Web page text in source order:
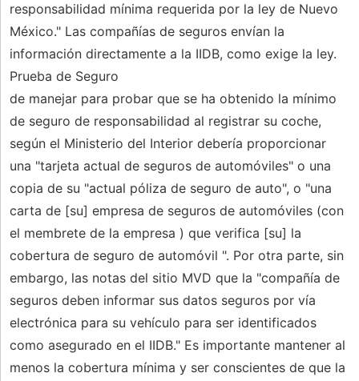
responsabilidad mínima requerida por la ley de Nuevo
México." Las compañías de seguros envían la
información directamente a la IIDB, como exige la ley.
Prueba de Seguro
de manejar para probar que se ha obtenido la mínimo
de seguro de responsabilidad al registrar su coche,
según el Ministerio del Interior debería proporcionar
una "tarjeta actual de seguros de automóviles" o una
copia de su "actual póliza de seguro de auto", o "una
carta de [su] empresa de seguros de automóviles (con
el membrete de la empresa ) que verifica [su] la
cobertura de seguro de automóvil ". Por otra parte, sin
embargo, las notas del sitio MVD que la "compañía de
seguros deben informar sus datos seguros por vía
electrónica para su vehículo para ser identificados
como asegurado en el IIDB." Es importante mantener al
menos la cobertura mínima y ser conscientes de que la